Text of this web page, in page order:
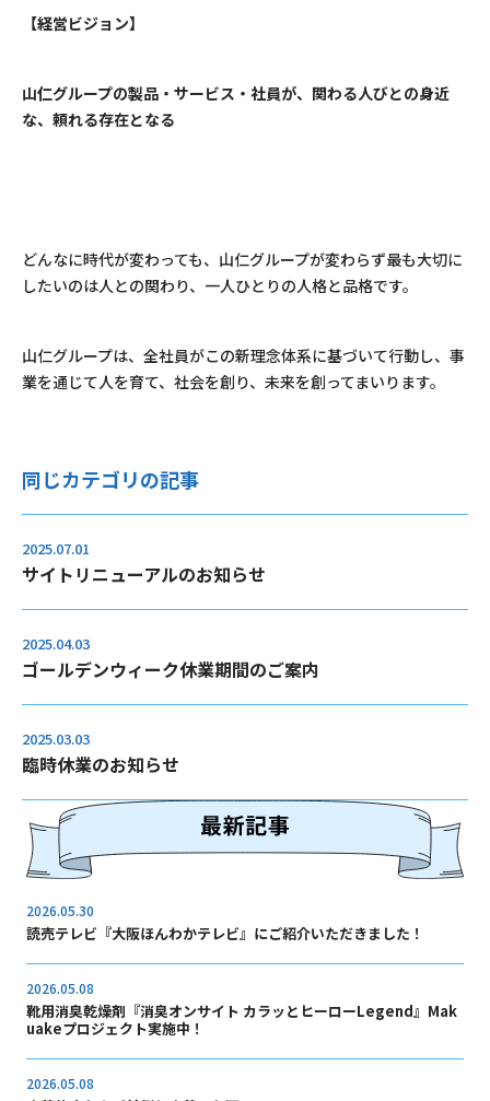
【経営ビジョン】
山仁グループの製品・サービス・社員が、関わる人びとの身近
な、頼れる存在となる
どんなに時代が変わっても、山仁グループが変わらず最も大切に
したいのは人との関わり、一人ひとりの人格と品格です。
山仁グループは、全社員がこの新理念体系に基づいて行動し、事
業を通じて人を育て、社会を創り、未来を創ってまいります。
同じカテゴリの記事
2025.07.01
サイトリニューアルのお知らせ
2025.04.03
ゴールデンウィーク休業期間のご案内
2025.03.03
臨時休業のお知らせ
2026.05.30
読売テレビ『大阪ほんわかテレビ』にご紹介いただきました！
2026.05.08
靴用消臭乾燥剤『消臭オンサイト カラッとヒーローLegend』Mak
uakeプロジェクト実施中！
2026.05.08